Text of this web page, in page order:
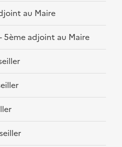
au Maire
5ème adjoint au Maire